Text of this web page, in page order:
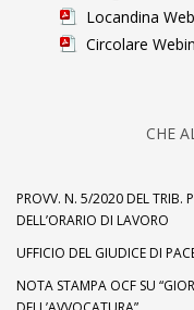
Locandina
Circolare
CHE
PROVV. N. 5/2020 DEL TRIB.
DELL’ORARIO DI LAVORO
UFFICIO DEL GIUDICE DI
NOTA STAMPA OCF SU